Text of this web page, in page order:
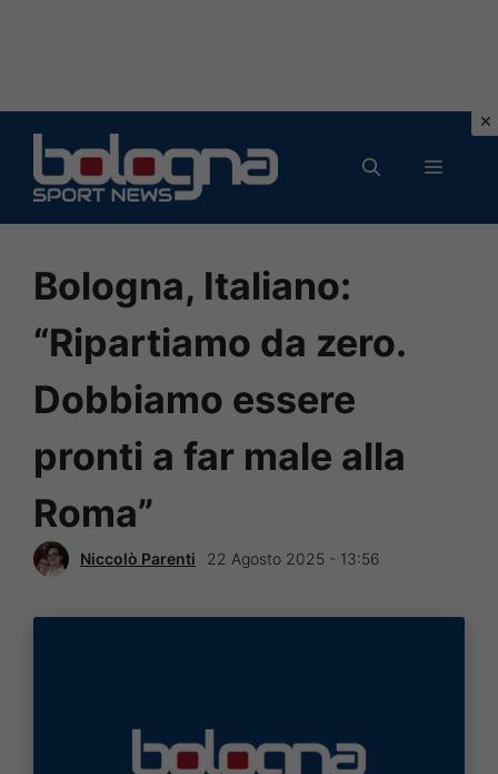
contenuto
MENU
Bologna, Italiano:
“Ripartiamo da zero.
Dobbiamo essere
pronti a far male alla
Roma”
Niccolò Parenti 22 Agosto 2025 - 13:56